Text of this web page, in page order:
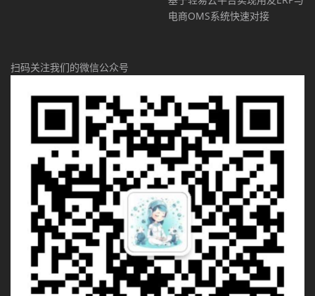
电商OMS系统快速对接
扫码关注我们的微信公众号